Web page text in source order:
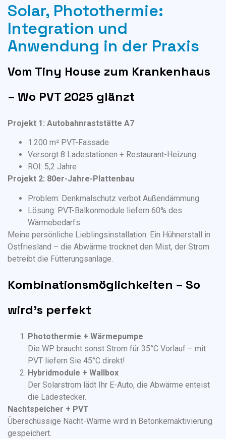
Solar, Photothermie:
Integration und
Anwendung in der Praxis
Vom Tiny House zum Krankenhaus
– Wo PVT 2025 glänzt
Projekt 1: Autobahnraststätte A7
1.200 m² PVT-Fassade
Versorgt 8 Ladestationen + Restaurant-Heizung
ROI: 5,2 Jahre
Projekt 2: 80er-Jahre-Plattenbau
Problem: Denkmalschutz verbot Außendämmung
Lösung: PVT-Balkonmodule liefern 60% des
Wärmebedarfs
Meine persönliche Lieblingsinstallation: Ein Hühnerstall in
Ostfriesland – die Abwärme trocknet den Mist, der Strom
betreibt die Fütterungsanlage.
Kombinationsmöglichkeiten – So
wird’s perfekt
Photothermie + Wärmepumpe
Die WP braucht sonst Strom für 35°C Vorlauf – mit
PVT liefern Sie 45°C direkt!
Hybridmodule + Wallbox
Der Solarstrom lädt Ihr E-Auto, die Abwärme enteist
die Ladestecker.
Nachtspeicher + PVT
Überschüssige Nacht-Wärme wird in Betonkernaktivierung
gespeichert.